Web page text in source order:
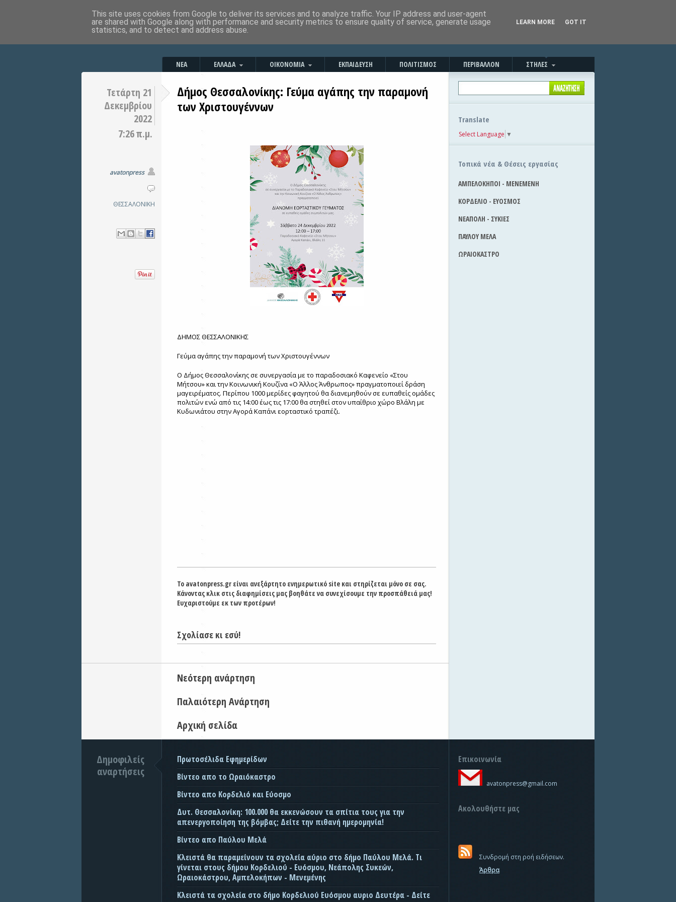
ΝΕΑ ΕΛΛΑΔΑ ΟΙΚΟΝΟΜΙΑ ΕΚΠΑΙΔΕΥΣΗ ΠΟΛΙΤΙΣΜΟΣ ΠΕΡΙΒΑΛΛΟΝ ΣΤΗΛΕΣ
Τετάρτη 21
Δεκεμβρίου
2022
7:26 π.μ.
avatonpress
ΘΕΣΣΑΛΟΝΙΚΗ
Δήμος Θεσσαλονίκης: Γεύμα αγάπης την παραμονή
των Χριστουγέννων
ΔΗΜΟΣ ΘΕΣΣΑΛΟΝΙΚΗΣ
Γεύμα αγάπης την παραμονή των Χριστουγέννων
Ο Δήμος Θεσσαλονίκης σε συνεργασία με το παραδοσιακό Καφενείο «Στου
Μήτσου» και την Κοινωνική Κουζίνα «Ο Άλλος Άνθρωπος» πραγματοποιεί δράση
μαγειρέματος. Περίπου 1000 μερίδες φαγητού θα διανεμηθούν σε ευπαθείς ομάδες
πολιτών ενώ από τις 14:00 έως τις 17:00 θα στηθεί στον υπαίθριο χώρο Βλάλη με
Κυδωνιάτου στην Αγορά Καπάνι εορταστικό τραπέζι.
Το avatonpress.gr είναι ανεξάρτητο ενημερωτικό site και στηρίζεται μόνο σε σας.
Κάνοντας κλικ στις διαφημίσεις μας βοηθάτε να συνεχίσουμε την προσπάθειά μας!
Ευχαριστούμε εκ των προτέρων!
Σχολίασε κι εσύ!
Νεότερη ανάρτηση
Παλαιότερη Ανάρτηση
Αρχική σελίδα
Translate
Select Language ▼
Τοπικά νέα & Θέσεις εργασίας
ΑΜΠΕΛΟΚΗΠΟΙ - ΜΕΝΕΜΕΝΗ
ΚΟΡΔΕΛΙΟ - ΕΥΟΣΜΟΣ
ΝΕΑΠΟΛΗ - ΣΥΚΙΕΣ
ΠΑΥΛΟΥ ΜΕΛΑ
ΩΡΑΙΟΚΑΣΤΡΟ
Δημοφιλείς
αναρτήσεις
Πρωτοσέλιδα Εφημερίδων
Βίντεο απο το Ωραιόκαστρο
Βίντεο απο Κορδελιό και Εύοσμο
Δυτ. Θεσσαλονίκη: 100.000 θα εκκενώσουν τα σπίτια τους για την
απενεργοποίηση της βόμβας; Δείτε την πιθανή ημερομηνία!
Βίντεο απο Παύλου Μελά
Κλειστά θα παραμείνουν τα σχολεία αύριο στο δήμο Παύλου Μελά. Τι
γίνεται στους δήμου Κορδελιού - Ευόσμου, Νεάπολης Συκεών,
Ωραιοκάστρου, Αμπελοκήπων - Μενεμένης
Κλειστά τα σχολεία στο δήμο Κορδελιού Ευόσμου αυριο Δευτέρα - Δείτε
Επικοινωνία
avatonpress@gmail.com
Ακολουθήστε μας
Συνδρομή στη ροή ειδήσεων.
Άρθρα
This site uses cookies from Google to deliver its services and to analyze traffic. Your IP address and user-agent
are shared with Google along with performance and security metrics to ensure quality of service, generate usage
statistics, and to detect and address abuse.
LEARN MORE GOT IT